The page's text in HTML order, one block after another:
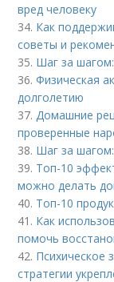
вред человеку
34. Как
советы и
35. Шаг за
36.Физическая
долголетию
37.Домашние
проверенные
38. Шаг за шагом:
39. Топ-10
можно делать
40. Топ-10
41. Как
помочь
42. Психическое
стратегии